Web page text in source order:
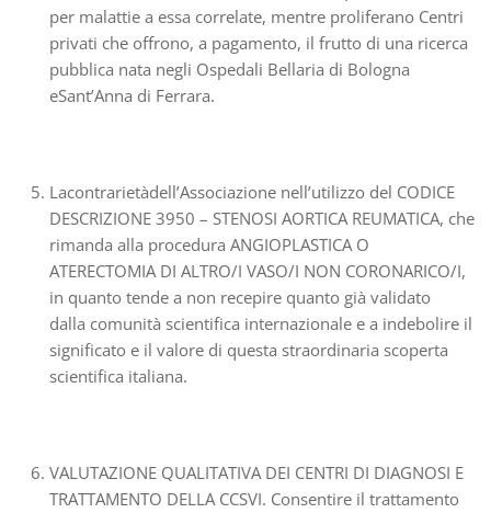
per malattie a essa correlate, mentre proliferano Centri
privati che offrono, a pagamento, il frutto di una ricerca
pubblica nata negli Ospedali Bellaria di Bologna
eSant’Anna di Ferrara.
Lacontrarietàdell’Associazione nell’utilizzo del CODICE
DESCRIZIONE 3950 – STENOSI AORTICA REUMATICA, che
rimanda alla procedura ANGIOPLASTICA O
ATERECTOMIA DI ALTRO/I VASO/I NON CORONARICO/I,
in quanto tende a non recepire quanto già validato
dalla comunità scientifica internazionale e a indebolire il
significato e il valore di questa straordinaria scoperta
scientifica italiana.
VALUTAZIONE QUALITATIVA DEI CENTRI DI DIAGNOSI E
TRATTAMENTO DELLA CCSVI. Consentire il trattamento